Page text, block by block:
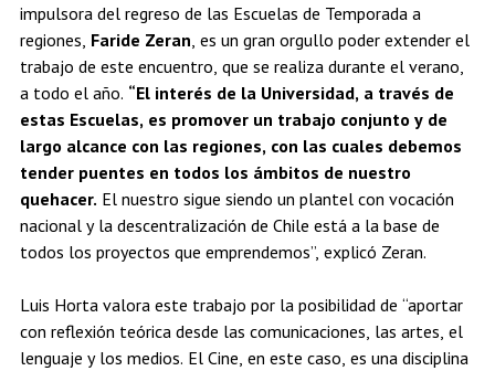
impulsora del regreso de las Escuelas de Temporada a
regiones, Faride Zeran, es un gran orgullo poder extender el
trabajo de este encuentro, que se realiza durante el verano,
a todo el año. “El interés de la Universidad, a través de
estas Escuelas, es promover un trabajo conjunto y de
largo alcance con las regiones, con las cuales debemos
tender puentes en todos los ámbitos de nuestro
quehacer. El nuestro sigue siendo un plantel con vocación
nacional y la descentralización de Chile está a la base de
todos los proyectos que emprendemos”, explicó Zeran.
Luis Horta valora este trabajo por la posibilidad de “aportar
con reflexión teórica desde las comunicaciones, las artes, el
lenguaje y los medios. El Cine, en este caso, es una disciplina